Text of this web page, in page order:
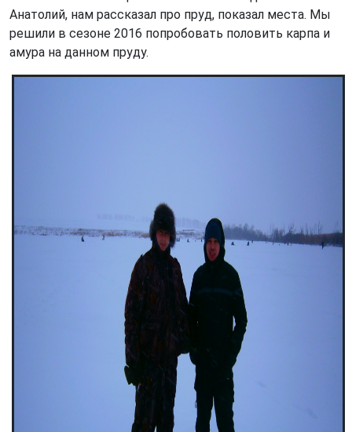
Анатолий, нам рассказал про пруд, показал места. Мы
решили в сезоне 2016 попробовать половить карпа и
амура на данном пруду.